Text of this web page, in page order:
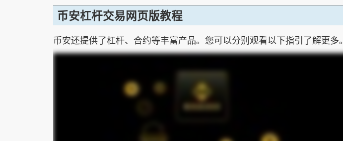
币安杠杆交易网页版教程
币安还提供了杠杆、合约等丰富产品。您可以分别观看以下指引了解更多。